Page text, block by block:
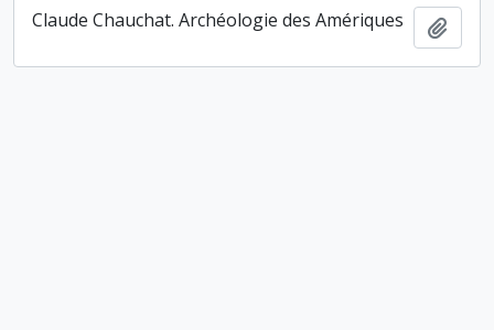
Claude Chauchat. Archéologie des Amériques